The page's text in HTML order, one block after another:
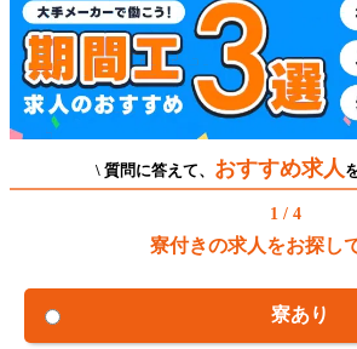
\ 質問に答えて、 おすすめ求人
1 / 4
寮付きの求人をお探し
寮あり